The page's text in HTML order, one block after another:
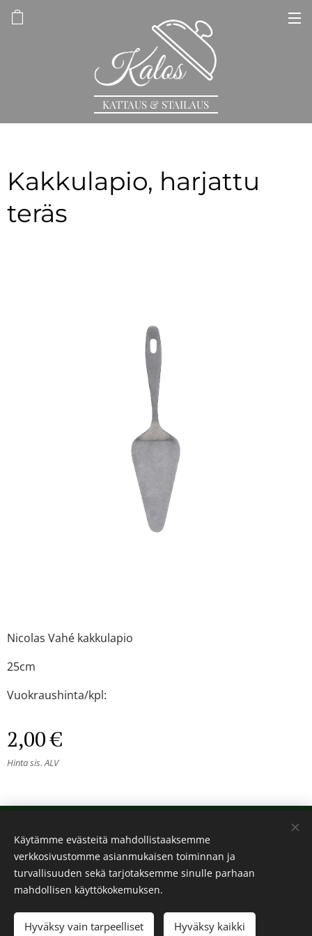
KATTAUS & STAILAUS
Kakkulapio, harjattu
teräs
Nicolas Vahé kakkulapio
25cm
Vuokraushinta/kpl:
2,00€
Hinta sis. ALV
Lisää ostoskoriin
Kalos
Evästeet
Käytämme evästeitä mahdollistaaksemme
verkkosivustomme asianmukaisen toiminnan ja
turvallisuuden sekä tarjotaksemme sinulle parhaan
mahdollisen käyttökokemuksen.
Hyväksy vain tarpeelliset Hyväksy kaikki